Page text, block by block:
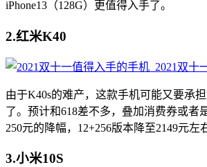
iPhone13（128G）更值得入手了。
2.红米K40
由于K40s的难产，这款手机可能又要承
了。预计和618差不多，叠加消费券或者
250元的降幅，12+256版本降至2149元左
3.小米10S